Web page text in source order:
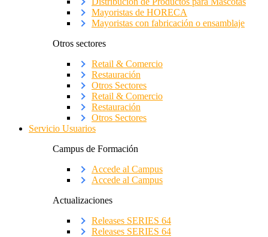
Mayoristas de HORECA
Mayoristas con fabricación o ensamblaje
Otros sectores
Retail & Comercio
Restauración
Otros Sectores
Retail & Comercio
Restauración
Otros Sectores
Servicio Usuarios
Campus de Formación
Accede al Campus
Accede al Campus
Actualizaciones
Releases SERIES 64
Releases SERIES 64